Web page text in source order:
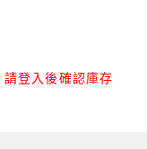
登入後確認庫存